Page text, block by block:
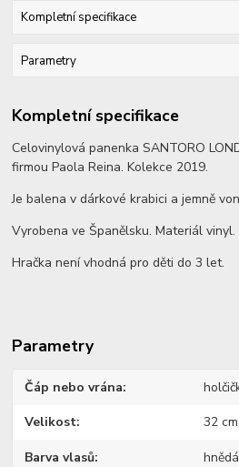
Kompletní specifikace
Parametry
Kompletní specifikace
Celovinylová panenka SANTORO
firmou Paola Reina. Kolekce 2019.
Je balena v dárkové krabici a jemně
Vyrobena ve Španělsku. Materiál vinyl.
Hračka není vhodná pro děti do 3 let.
Parametry
Čáp nebo vrána
Velikost 32 cm
Barva vlasů hnědá